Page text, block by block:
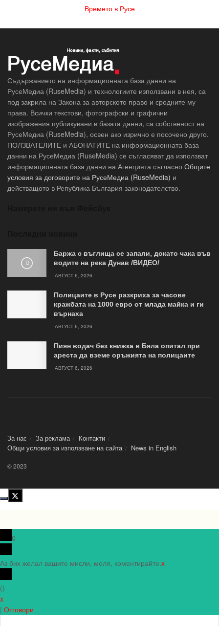
Времето в Русе
Съдържанието на информационната база данни на
РусеМедиа (RuseMedia) и технологиите използвани в нея, са
под закрила на Закона за авторското право и сродните му
права. Всички текстови, фотографски и графични
изображения публикувани в базата данни, са собственост на
РусеМедиа (RuseMedia), освен ако изрично е посочено друго.
ПОЛЗВАТЕЛИТЕ и АБОНАТИТЕ на информационната база
данни на РусеМедиа (RuseMedia) се съгласяват да използват
информационната база данни на Агенцията съгласно Общите
условия за договорите на РусеМедиа (RuseMedia) и
действащото в Република България законодателство.
Баржа с въглища се запали, докато чака във
водите на река Дунав /ВИДЕО/
АВГУСТ 6, 2026
Полицаите в Русе разкриха за часове
кражбата на 1000 евро от млада майка и ги
върнаха
АВГУСТ 6, 2026
Пиян водач без книжка в Бяла опитал при
ареста да вземе оръжията на полицаите
АВГУСТ 6, 2026
За нас За реклама
Контакти
Общи условия за използване на сайта
News in Еnglish
© 2023
0
Аз бих желал вашите мисли, моля, коментирайте.x
()
x
| Отговори